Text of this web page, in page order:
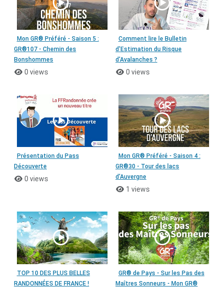
Mon GR® Préféré - Saison 5 :
GR®107 - Chemin des
Bonshommes
0 views
Comment lire le Bulletin
d'Estimation du Risque
d'Avalanches ?
0 views
Présentation du Pass
Découverte
0 views
Mon GR® Préféré - Saison 4 :
GR®30 - Tour des lacs
d'Auvergne
1 views
TOP 10 DES PLUS BELLES
RANDONNÉES DE FRANCE !
GR® de Pays - Sur les Pas des
Maîtres Sonneurs - Mon GR®